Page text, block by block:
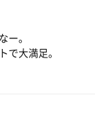
ー。
で大満足。